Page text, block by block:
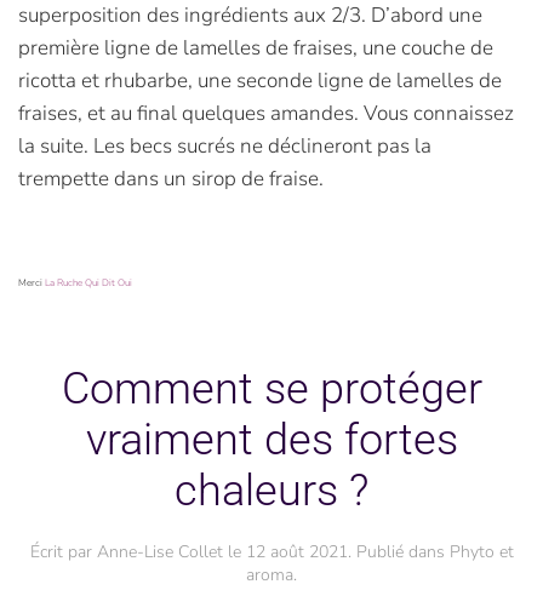
superposition des ingrédients aux 2/3. D’abord une
première ligne de lamelles de fraises, une couche de
ricotta et rhubarbe, une seconde ligne de lamelles de
fraises, et au final quelques amandes. Vous connaissez
la suite. Les becs sucrés ne déclineront pas la
trempette dans un sirop de fraise.
MerciLa Ruche Qui Dit Oui
Comment se protéger
vraiment des fortes
chaleurs ?
Écrit par Anne-Lise Colletle 12 août 2021. Publié dans Phyto et
aroma.